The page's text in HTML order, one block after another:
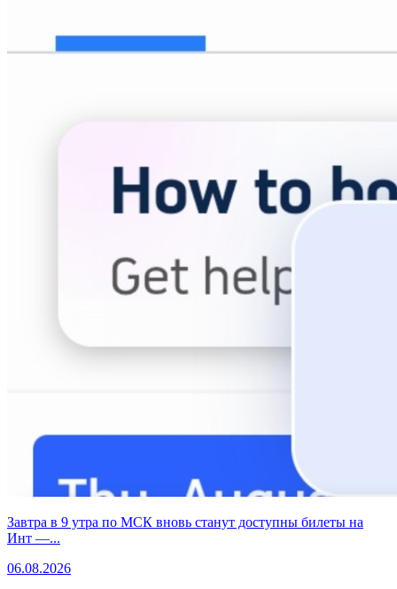
Завтра в 9 утра по МСК вновь станут доступны билеты на
Инт —...
06.08.2026